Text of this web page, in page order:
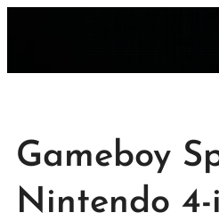
Gameboy
Nintendo 4-